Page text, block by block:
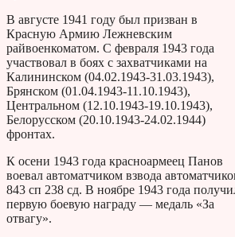
В августе 1941 году был призван в
Красную Армию Лежневским
райвоенкоматом. С февраля 1943 года
участвовал в боях с захватчиками на
Калининском (04.02.1943-31.03.1943),
Брянском (01.04.1943-11.10.1943),
Центральном (12.10.1943-19.10.1943),
Белорусском (20.10.1943-24.02.1944)
фронтах.
К осени 1943 года красноармеец Панов
воевал автоматчиком взвода
843 сп 238 сд. В ноябре 1943 года
первую боевую награду — медаль «За
отвагу».